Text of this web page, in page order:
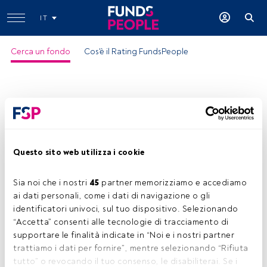
Questo sito web utilizza i cookie
Sia noi che i nostri 45 partner memorizziamo e accediamo
ai dati personali, come i dati di navigazione o gli
identificatori univoci, sul tuo dispositivo. Selezionando
“Accetta” consenti alle tecnologie di tracciamento di
supportare le finalità indicate in “Noi e i nostri partner
trattiamo i dati per fornire”, mentre selezionando “Rifiuta
tutto” o revocando il tuo consenso, le disabiliterai. Se i
IT
Cerca un fondo Cos'è il Rating FundsPeople